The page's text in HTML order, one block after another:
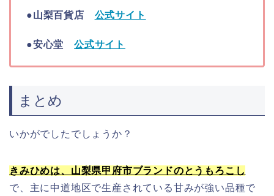
●山梨百貨店 公式サイト
●安心堂 公式サイト
まとめ
いかがでしたでしょうか？
きみひめは、山梨県甲府市ブランドのとうもろこし
で、主に中道地区で生産されている甘みが強い品種で